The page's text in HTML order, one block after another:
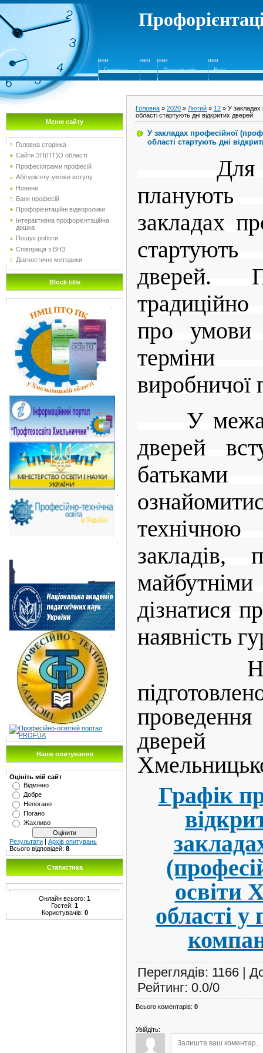
Головна Реєстрація Вхід
Меню сайту
Головна сторінка
Сайти ЗП(ПТ)О області
Професіограми професій
Абітурієнту-умови вступу
Новини
Банк професій
Профорієнтаційні відеоролики
Інтерактивна профорієнтаційна
дошка
Пошук роботи
Співпраця з ВНЗ
Діагностичні методики
Block title
Наше опитування
Оцініть мій сайт
Відмінно
Добре
Непогано
Погано
Жахливо
Результати | Архів опитувань
Всього відповідей: 8
Статистика
Онлайн всього: 1
Гостей: 1
Користувачів: 0
Головна » 2020 » Лютий » 12 » У закладах
області стартують дні відкритих дверей
У закладах професійної
області стартують дні
Для
закладах
дверей.
традиційно
про умови
виробничої
У межах
дверей
технічною
закладів,
дізнатися
наявність
НМЦ
дверей
Графік
освіти
області у
Переглядів: 1166 |
Рейтинг: 0.0/0
Всього коментарів: 0
Увійдіть: